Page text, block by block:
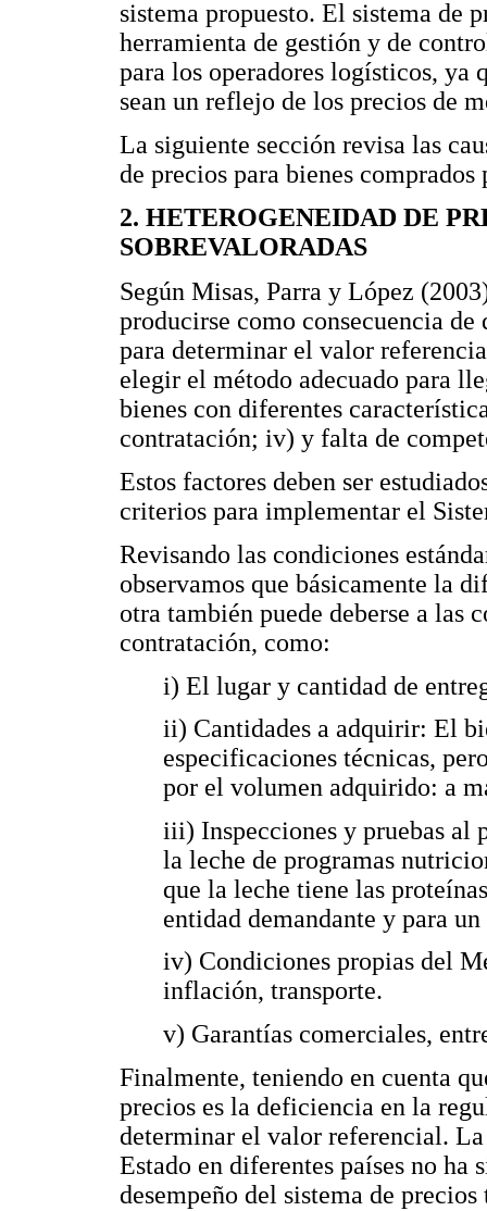
sistema propuesto. El sistema de
herramienta de gestión y de
para los operadores logísticos, ya
sean un reflejo de los precios de
La siguiente sección revisa las
de precios para bienes comprados
2. HETEROGENEIDAD DE
SOBREVALORADAS
Según Misas, Parra y López
producirse como consecuencia
para determinar el valor
elegir el método adecuado para
bienes con diferentes
contratación; iv) y falta de
Estos factores deben ser
criterios para implementar el
Revisando las condiciones
observamos que básicamente la
otra también puede deberse a las
contratación, como:
i) El lugar y cantidad de
ii) Cantidades a adquirir: El
especificaciones técnicas,
por el volumen adquirido: a
iii) Inspecciones y pruebas al
la leche de programas
que la leche tiene las
entidad demandante y para
iv) Condiciones propias del
inflación, transporte.
v) Garantías comerciales,
Finalmente, teniendo en cuenta
precios es la deficiencia en la
determinar el valor referencial.
Estado en diferentes países no
desempeño del sistema de precios